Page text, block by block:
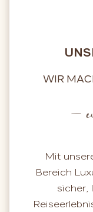
WIR
–
Mit
Bereich
sicher,